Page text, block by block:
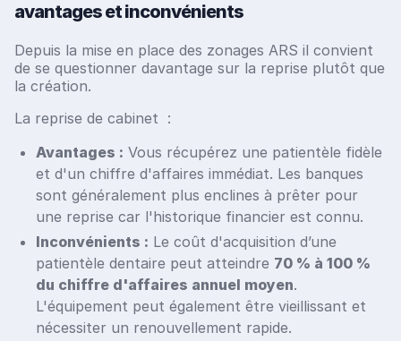
avantages et inconvénients
Depuis la mise en place des zonages ARS il convient
de se questionner davantage sur la reprise plutôt que
la création.
La reprise de cabinet :
Avantages : Vous récupérez une patientèle fidèle
et d'un chiffre d'affaires immédiat. Les banques
sont généralement plus enclines à prêter pour
une reprise car l'historique financier est connu.
Inconvénients : Le coût d'acquisition d’une
patientèle dentaire peut atteindre 70 % à 100 %
du chiffre d'affaires annuel moyen.
L'équipement peut également être vieillissant et
nécessiter un renouvellement rapide.